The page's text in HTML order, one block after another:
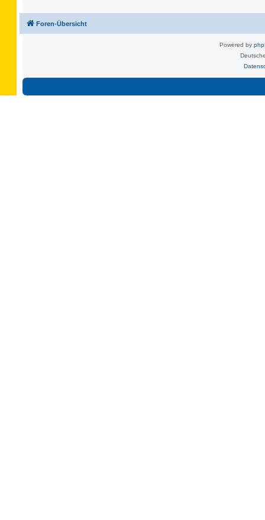
Foren-Übersicht
Powered by